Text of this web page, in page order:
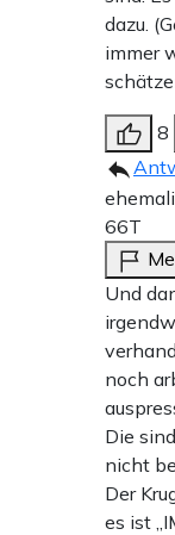
dazu.
immer
8
66T
Und
noch
Die
nicht
Der
es ist